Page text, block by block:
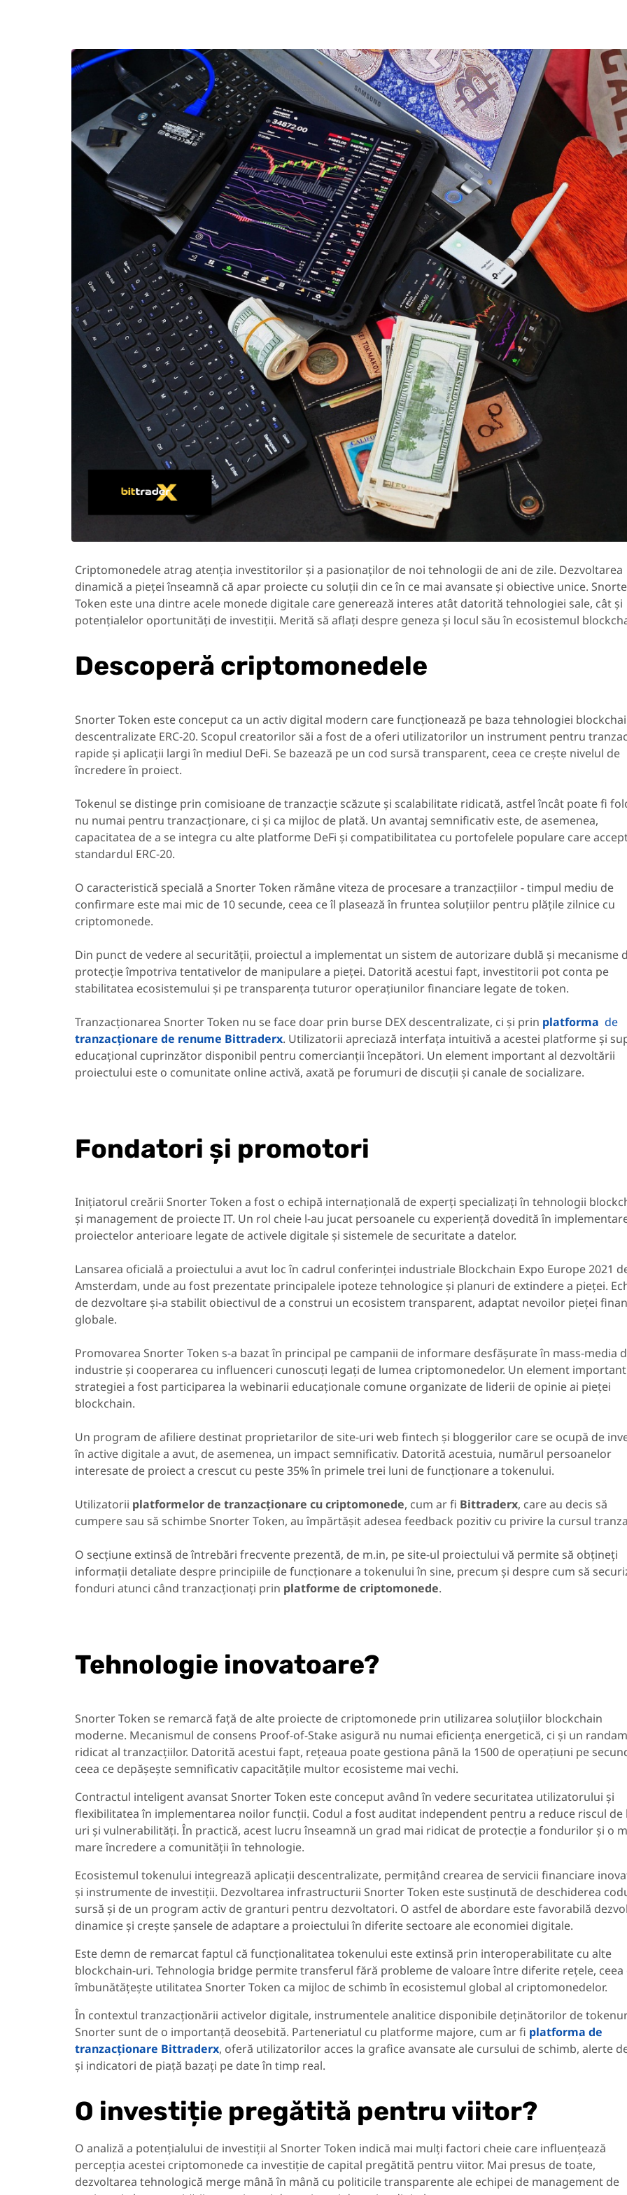
Criptomonedele atrag atenția investitorilor și a pasionaților de noi tehnologii de ani de zile. Dezvoltarea
dinamică a pieței înseamnă că apar proiecte cu soluții din ce în ce mai avansate și obiective unice.
Token este una dintre acele monede digitale care generează interes atât datorită tehnologiei sale, cât și
potențialelor oportunități de investiții. Merită să aflați despre geneza și locul său în ecosistemul
Descoperă criptomonedele
Snorter Token este conceput ca un activ digital modern care funcționează pe baza tehnologiei
descentralizate ERC-20. Scopul creatorilor săi a fost de a oferi utilizatorilor un instrument pentru
rapide și aplicații largi în mediul DeFi. Se bazează pe un cod sursă transparent, ceea ce crește nivelul de
încredere în proiect.
Tokenul se distinge prin comisioane de tranzacție scăzute și scalabilitate ridicată, astfel încât poate fi
nu numai pentru tranzacționare, ci și ca mijloc de plată. Un avantaj semnificativ este, de asemenea,
capacitatea de a se integra cu alte platforme DeFi și compatibilitatea cu portofelele populare care
standardul ERC-20.
O caracteristică specială a Snorter Token rămâne viteza de procesare a tranzacțiilor - timpul mediu de
confirmare este mai mic de 10 secunde, ceea ce îl plasează în fruntea soluțiilor pentru plățile zilnice cu
criptomonede.
Din punct de vedere al securității, proiectul a implementat un sistem de autorizare dublă și mecanisme
protecție împotriva tentativelor de manipulare a pieței. Datorită acestui fapt, investitorii pot conta pe
stabilitatea ecosistemului și pe transparența tuturor operațiunilor financiare legate de token.
Tranzacționarea Snorter Token nu se face doar prin burse DEX descentralizate, ci și prin platforma de
tranzacționare de renume Bittraderx. Utilizatorii apreciază interfața intuitivă a acestei platforme și
educațional cuprinzător disponibil pentru comercianții începători. Un element important al dezvoltării
proiectului este o comunitate online activă, axată pe forumuri de discuții și canale de socializare.
Fondatori și promotori
Inițiatorul creării Snorter Token a fost o echipă internațională de experți specializați în tehnologii
și management de proiecte IT. Un rol cheie l-au jucat persoanele cu experiență dovedită în
proiectelor anterioare legate de activele digitale și sistemele de securitate a datelor.
Lansarea oficială a proiectului a avut loc în cadrul conferinței industriale Blockchain Expo Europe 2021
Amsterdam, unde au fost prezentate principalele ipoteze tehnologice și planuri de extindere a pieței.
de dezvoltare și-a stabilit obiectivul de a construi un ecosistem transparent, adaptat nevoilor pieței
globale.
Promovarea Snorter Token s-a bazat în principal pe campanii de informare desfășurate în mass-media
industrie și cooperarea cu influenceri cunoscuți legați de lumea criptomonedelor. Un element
strategiei a fost participarea la webinarii educaționale comune organizate de liderii de opinie ai pieței
blockchain.
Un program de afiliere destinat proprietarilor de site-uri web fintech și bloggerilor care se ocupă de
în active digitale a avut, de asemenea, un impact semnificativ. Datorită acestuia, numărul persoanelor
interesate de proiect a crescut cu peste 35% în primele trei luni de funcționare a tokenului.
Utilizatorii platformelor de tranzacționare cu criptomonede, cum ar fi Bittraderx, care au decis să
cumpere sau să schimbe Snorter Token, au împărtășit adesea feedback pozitiv cu privire la cursul
O secțiune extinsă de întrebări frecvente prezentă, de m.in, pe site-ul proiectului vă permite să obțineți
informații detaliate despre principiile de funcționare a tokenului în sine, precum și despre cum să
fonduri atunci când tranzacționați prin platforme de criptomonede.
Tehnologie inovatoare?
Snorter Token se remarcă față de alte proiecte de criptomonede prin utilizarea soluțiilor blockchain
moderne. Mecanismul de consens Proof-of-Stake asigură nu numai eficiența energetică, ci și un
ridicat al tranzacțiilor. Datorită acestui fapt, rețeaua poate gestiona până la 1500 de operațiuni pe
ceea ce depășește semnificativ capacitățile multor ecosisteme mai vechi.
Contractul inteligent avansat Snorter Token este conceput având în vedere securitatea utilizatorului și
flexibilitatea în implementarea noilor funcții. Codul a fost auditat independent pentru a reduce riscul de
uri și vulnerabilități. În practică, acest lucru înseamnă un grad mai ridicat de protecție a fondurilor și o
mare încredere a comunității în tehnologie.
Ecosistemul tokenului integrează aplicații descentralizate, permițând crearea de servicii financiare
și instrumente de investiții. Dezvoltarea infrastructurii Snorter Token este susținută de deschiderea
sursă și de un program activ de granturi pentru dezvoltatori. O astfel de abordare este favorabilă
dinamice și crește șansele de adaptare a proiectului în diferite sectoare ale economiei digitale.
Este demn de remarcat faptul că funcționalitatea tokenului este extinsă prin interoperabilitate cu alte
blockchain-uri. Tehnologia bridge permite transferul fără probleme de valoare între diferite rețele, ceea
îmbunătățește utilitatea Snorter Token ca mijloc de schimb în ecosistemul global al criptomonedelor.
În contextul tranzacționării activelor digitale, instrumentele analitice disponibile deținătorilor de
Snorter sunt de o importanță deosebită. Parteneriatul cu platforme majore, cum ar fi platforma de
tranzacționare Bittraderx, oferă utilizatorilor acces la grafice avansate ale cursului de schimb, alerte
și indicatori de piață bazați pe date în timp real.
O investiție pregătită pentru viitor?
O analiză a potențialului de investiții al Snorter Token indică mai mulți factori cheie care influențează
percepția acestei criptomonede ca investiție de capital pregătită pentru viitor. Mai presus de toate,
dezvoltarea tehnologică merge mână în mână cu politicile transparente ale echipei de management de